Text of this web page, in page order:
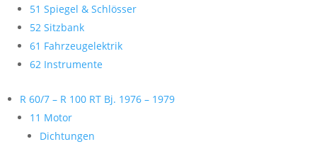
51 Spiegel & Schlösser
52 Sitzbank
61 Fahrzeugelektrik
62 Instrumente
R 60/7 – R 100 RT Bj. 1976 – 1979
11 Motor
Dichtungen